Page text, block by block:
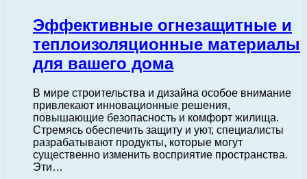
Эффективные огнезащитные и
теплоизоляционные материалы
для вашего дома
В мире строительства и дизайна особое внимание
привлекают инновационные решения,
повышающие безопасность и комфорт жилища.
Стремясь обеспечить защиту и уют, специалисты
разрабатывают продукты, которые могут
существенно изменить восприятие пространства.
Эти…